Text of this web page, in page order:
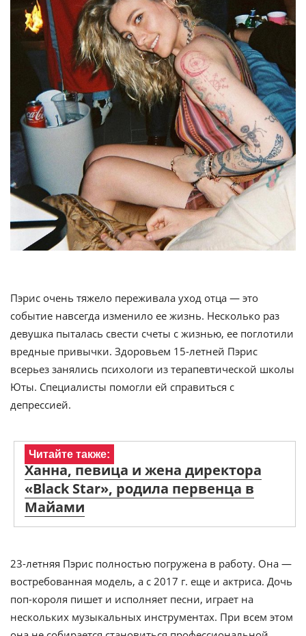
Пэрис очень тяжело переживала уход отца — это
событие навсегда изменило ее жизнь. Несколько раз
девушка пыталась свести счеты с жизнью, ее поглотили
вредные привычки. Здоровьем 15-летней Пэрис
всерьез занялись психологи из терапевтической школы
Юты. Специалисты помогли ей справиться с
депрессией.
Читайте также:
Ханна, певица и жена директора
«Black Star», родила первенца в
Майами
23-летняя Пэрис полностью погружена в работу. Она —
востребованная модель, а с 2017 г. еще и актриса. Дочь
поп-короля пишет и исполняет песни, играет на
нескольких музыкальных инструментах. При всем этом